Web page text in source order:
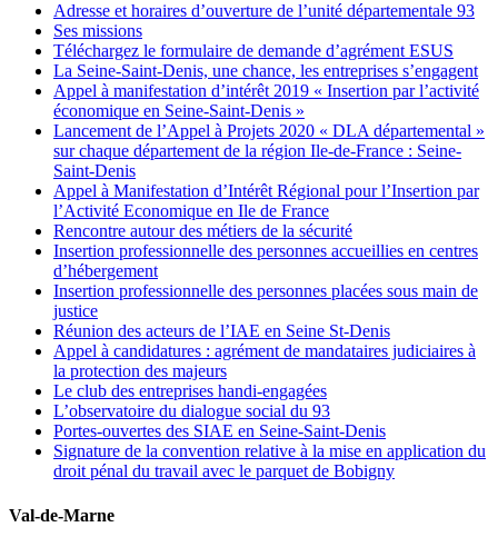
Adresse et horaires d’ouverture de l’unité départementale 93
Ses missions
Téléchargez le formulaire de demande d’agrément ESUS
La Seine-Saint-Denis, une chance, les entreprises s’engagent
Appel à manifestation d’intérêt 2019 « Insertion par l’activité
économique en Seine-Saint-Denis »
Lancement de l’Appel à Projets 2020 « DLA départemental »
sur chaque département de la région Ile-de-France : Seine-
Saint-Denis
Appel à Manifestation d’Intérêt Régional pour l’Insertion par
l’Activité Economique en Ile de France
Rencontre autour des métiers de la sécurité
Insertion professionnelle des personnes accueillies en centres
d’hébergement
Insertion professionnelle des personnes placées sous main de
justice
Réunion des acteurs de l’IAE en Seine St-Denis
Appel à candidatures : agrément de mandataires judiciaires à
la protection des majeurs
Le club des entreprises handi-engagées
L’observatoire du dialogue social du 93
Portes-ouvertes des SIAE en Seine-Saint-Denis
Signature de la convention relative à la mise en application du
droit pénal du travail avec le parquet de Bobigny
Val-de-Marne